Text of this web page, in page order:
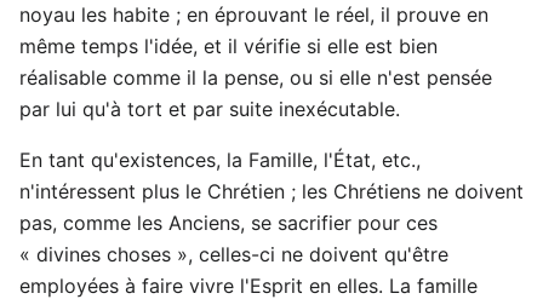
noyau les habite ; en éprouvant le réel, il prouve en
même temps l'idée, et il vérifie si elle est bien
réalisable comme il la pense, ou si elle n'est pensée
par lui qu'à tort et par suite inexécutable.
En tant qu'existences, la Famille, l'État, etc.,
n'intéressent plus le Chrétien ; les Chrétiens ne doivent
pas, comme les Anciens, se sacrifier pour ces
« divines choses », celles-ci ne doivent qu'être
employées à faire vivre l'Esprit en elles. La famille